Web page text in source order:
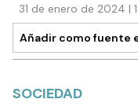
31 de enero de 2024 |
Añadir como fuente
SOCIEDAD